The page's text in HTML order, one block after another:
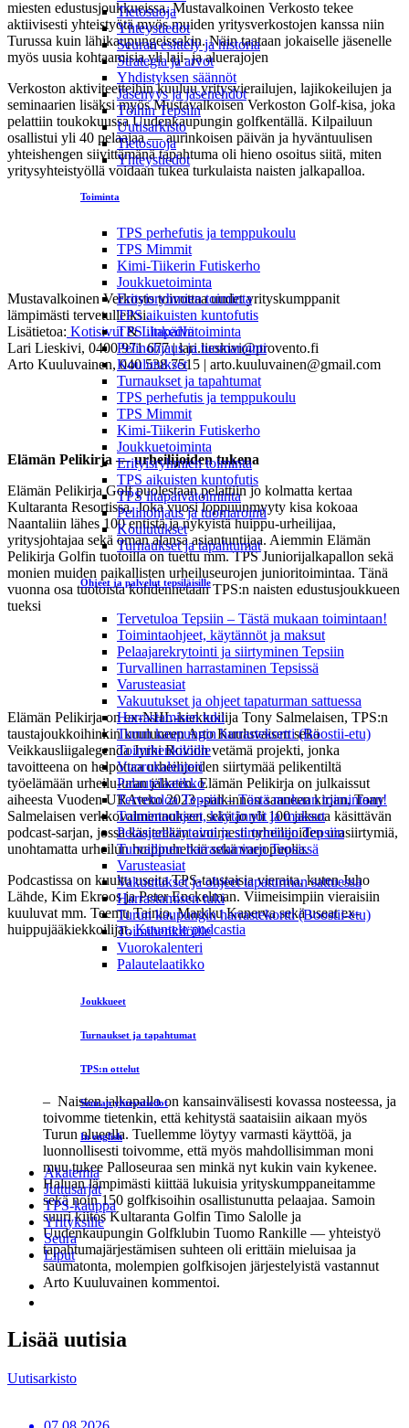
Tietosuoja
Yhteystiedot
Seuran esittely ja historia
Strategia ja arvot
Yhdistyksen säännöt
Jäsenyys ja jäsenehdot
Töihin Tepsiin
Uutisarkisto
Tietosuoja
Yhteystiedot
Toiminta
TPS perhefutis ja temppukoulu
TPS Mimmit
Kimi-Tiikerin Futiskerho
Joukkuetoiminta
Erityisryhmien toiminta
TPS aikuisten kuntofutis
TPS iltapäivätoiminta
Pelinohjaus ja tuomarointi
Koulutukset
Turnaukset ja tapahtumat
TPS perhefutis ja temppukoulu
TPS Mimmit
Kimi-Tiikerin Futiskerho
Joukkuetoiminta
Erityisryhmien toiminta
TPS aikuisten kuntofutis
TPS iltapäivätoiminta
Pelinohjaus ja tuomarointi
Koulutukset
Turnaukset ja tapahtumat
Ohjeet ja palvelut tepsiläisille
Tervetuloa Tepsiin – Tästä mukaan toimintaan!
Toimintaohjeet, käytännöt ja maksut
Pelaajarekrytointi ja siirtyminen Tepsiin
Turvallinen harrastaminen Tepsissä
Varusteasiat
Vakuutukset ja ohjeet tapaturman sattuessa
Harrastamisen tuki
Turun kaupungin harrastekortti (Boostii-etu)
Toimihenkilöille
Vuorokalenteri
Palautelaatikko
Tervetuloa Tepsiin – Tästä mukaan toimintaan!
Toimintaohjeet, käytännöt ja maksut
Pelaajarekrytointi ja siirtyminen Tepsiin
Turvallinen harrastaminen Tepsissä
Varusteasiat
Vakuutukset ja ohjeet tapaturman sattuessa
Harrastamisen tuki
Turun kaupungin harrastekortti (Boostii-etu)
Toimihenkilöille
Vuorokalenteri
Palautelaatikko
Joukkueet
Turnaukset ja tapahtumat
TPS:n ottelut
Seuran yhteystiedot
In english
Akatemia
Juttusarjat
TPS-kauppa
Yrityksille
Seura
Liput
miesten edustusjoukkueissa. Mustavalkoinen Verkosto tekee
aktiivisesti yhteistyötä myös muiden yritysverkostojen kanssa niin
Turussa kuin lähikaupungeissakin. Näin taataan jokaiselle jäsenelle
myös uusia kohtaamisia yli laji- ja aluerajojen
Verkoston aktiviteetteihin kuuluu yritysvierailujen, lajikokeilujen ja
seminaarien lisäksi myös Mustavalkoisen Verkoston Golf-kisa, joka
pelattiin toukokuussa Uudenkaupungin golfkentällä. Kilpailuun
osallistui yli 40 pelaajaa — aurinkoisen päivän ja hyväntuulisen
yhteishengen siivittämänä tapahtuma oli hieno osoitus siitä, miten
yritysyhteistyöllä voidaan tukea turkulaista naisten jalkapalloa.
”lähimmäs lippua” -erikoiskisan voiton
Mustavalkoisen Verkoston golf-kisassa. Kuva: Arto
Kuuluvainen
Mustavalkoinen Verkosto toivottaa uudet yrityskumppanit
lämpimästi tervetulleiksi.
Lisätietoa: Kotisivut&LinkedIn
Lari Lieskivi, 0400 971 677 | lari.lieskivi@provento.fi
Arto Kuuluvainen, 040 538 7515 | arto.kuuluvainen@gmail.com
Uusikaupunki tarjosi hienot puitteet Mustavalkoisen
Verkoston golf-kisalle.Kuva: Venla Kuuluvainen
Elämän Pelikirja — urheilijoiden tukena
Elämän Pelikirja Golf puolestaan pelattiin jo kolmatta kertaa
Kultaranta Resortissa. Joka vuosi loppuunmyyty kisa kokoaa
Naantaliin lähes 100 entistä ja nykyistä huippu-urheilijaa,
yritysjohtajaa sekä oman alansa asiantuntijaa. Aiemmin Elämän
Pelikirja Golfin tuotoilla on tuettu mm. TPS Juniorijalkapallon sekä
monien muiden paikallisten urheiluseurojen junioritoimintaa. Tänä
vuonna osa tuotoista kohdennetaan TPS:n naisten edustusjoukkueen
tueksi
Elämän Pelikirja Golfin järjestelyistä vastasivat tänäkin
vuonna Arto Kuuluvainen ja Jyrki Rovio. Kuva: Venla
Kuuluvainen
Elämän Pelikirja on ex-NHL-kiekkoilija Tony Salmelaisen, TPS:n
taustajoukkoihinkin kuuluneen Arto Kuuluvaisen sekä
Veikkausliigalegenda Jyrki Rovion vetämä projekti, jonka
tavoitteena on helpottaa urheilijoiden siirtymää pelikentiltä
työelämään urheilu-uran jälkeen. Elämän Pelikirja on julkaissut
aiheesta Vuoden URAteko 2023 -palkinnon saaneen kirjan, Tony
Salmelaisen verkkovalmennuksen sekä jo yli 100 jaksoa käsittävän
podcast-sarjan, jossa käsitellään avoimesti urheilijoiden urasiirtymiä,
unohtamatta urheilun huippuhetkiä sekä varjopuolia.
Podcastissa on kuultu useita TPS-taustaisia vieraita, kuten Juho
Lähde, Kim Ekroos ja Peter Enckelman. Viimeisimpiin vieraisiin
kuuluvat mm. Teemu Tainio, Markku Kanerva sekä useat ex-
huippujääkiekkoilijat.Kuuntele podcastia
Hämäläinen (yllä), Kuva: Janne Hirvensalo
– Naisten jalkapallo on kansainvälisesti kovassa nosteessa, ja
toivomme tietenkin, että kehitystä saataisiin aikaan myös
Turun alueella. Tuellemme löytyy varmasti käyttöä, ja
luonnollisesti toivomme, että myös mahdollisimman moni
muu tukee Palloseuraa sen minkä nyt kukin vain kykenee.
Haluan lämpimästi kiittää lukuisia yrityskumppaneitamme
sekä noin 150 golfkisoihin osallistunutta pelaajaa. Samoin
suuri kiitos Kultaranta Golfin Timo Salolle ja
Uudenkaupungin Golfklubin Tuomo Rankille — yhteistyö
tapahtumajärjestämisen suhteen oli erittäin mieluisaa ja
saumatonta, molempien golfkisojen järjestelyistä vastannut
Arto Kuuluvainen kommentoi.
Lisää uutisia
Uutisarkisto